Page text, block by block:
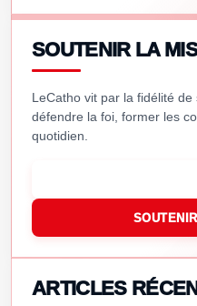
SOUTENIR LA
LeCatho vit par la fidélité
défendre la foi, former les
quotidien.
ARTICLES